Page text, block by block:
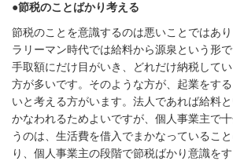
●節税のことばかり考える
節税のことを意識するのは悪いことではあ
ラリーマン時代では給料から源泉という形
手取額にだけ目がいき、どれだけ納税して
方が多いです。そのような方が、起業をす
いと考える方がいます。法人であれば給料
かなわれるためよいですが、個人事業主で
うのは、生活費を借入でまかなっているこ
り、個人事業主の段階で節税ばかり意識を